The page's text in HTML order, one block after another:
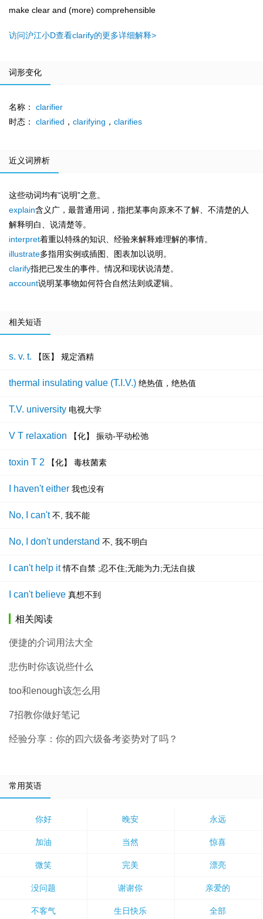
make clear and (more) comprehensible
访问沪江小D查看clarify的更多详细解释>
词形变化
名称：
clarifier
时态：
clarified ， clarifying ， clarifies
近义词辨析
这些动词均有“说明”之意。
explain含义广，最普通用词，指把某事向原来不了解、不清楚的人
解释明白、说清楚等。
interpret着重以特殊的知识、经验来解释难理解的事情。
illustrate多指用实例或插图、图表加以说明。
clarify指把已发生的事件。情况和现状说清楚。
account说明某事物如何符合自然法则或逻辑。
相关短语
s. v. t. 【医】 规定酒精
thermal insulating value (T.I.V.) 绝热值，绝热值
T.V. university 电视大学
V T relaxation 【化】 振动-平动松弛
toxin T 2 【化】 毒枝菌素
I haven't either 我也没有
No, I can't 不, 我不能
No, I don't understand 不, 我不明白
I can't help it 情不自禁 ;忍不住;无能为力;无法自拔
I can't believe 真想不到
相关阅读
便捷的介词用法大全
悲伤时你该说些什么
too和enough该怎么用
7招教你做好笔记
经验分享：你的四六级备考姿势对了吗？
常用英语
你好 晚安 永远
加油 当然 惊喜
微笑 完美 漂亮
没问题 谢谢你 亲爱的
不客气 生日快乐 全部